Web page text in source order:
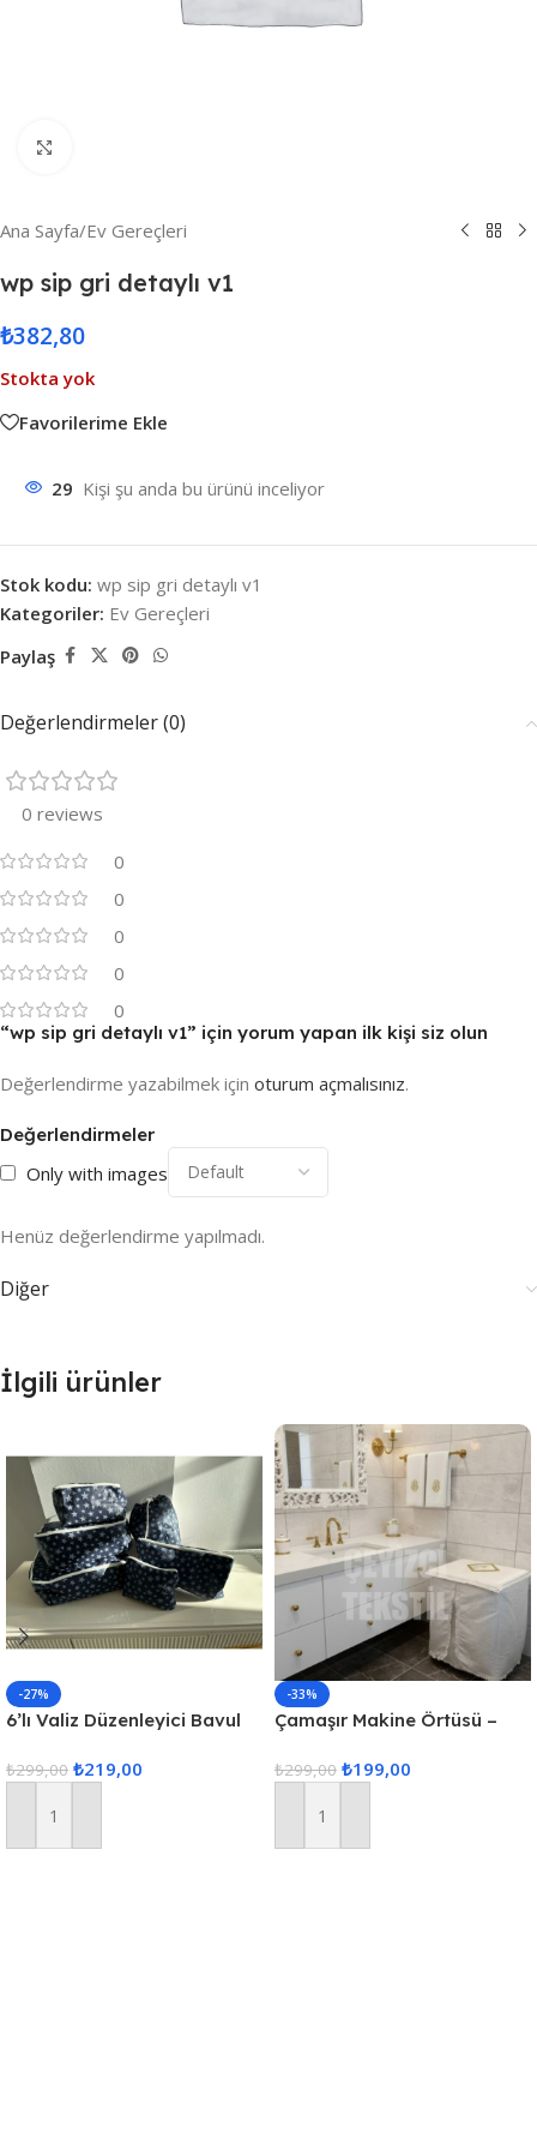
Ana Sayfa/Ev Gereçleri
wp sip gri detaylı v1
₺382,80
Stokta yok
Favorilerime Ekle
29 Kişi şu anda bu ürünü inceliyor
Stok kodu: wp sip gri detaylı v1
Kategoriler: Ev Gereçleri
Paylaş
Değerlendirmeler (0)
0 reviews
0
0
0
0
0
Değerlendirmeler
Only with images
Henüz değerlendirme yapılmadı.
“wp sip gri detaylı v1” için yorum yapan ilk kişi siz olun
Değerlendirme yazabilmek için oturum açmalısınız.
Diğer
İlgili ürünler
-27%
6’lı Valiz Düzenleyici Bavul
Hurcu
₺299,00 ₺219,00
Sepete Ekle
-33%
Çamaşır Makine Örtüsü –
₺299,00 ₺199,00
Sepete Ekle